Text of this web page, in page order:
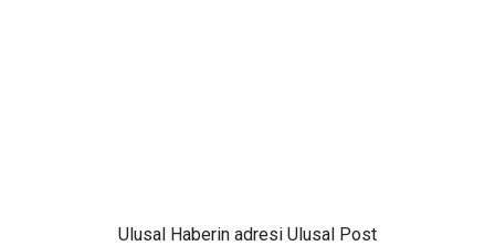
Ulusal Haberin adresi Ulusal Post